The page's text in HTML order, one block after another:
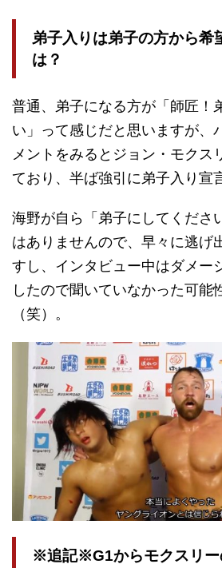
弟子入りは弟子の方から希
は？
普通、弟子になる方が「師匠！
い」って感じだと思いますが、
メントをみるとジョン・モクス
ており、半ば強引に弟子入り宣
海野が自ら「弟子にしてくださ
はありませんので、早々に逃げ
すし、インタビュー中はダメー
したので聞いていなかった可能
（笑）。
※追記※G1からモクスリー